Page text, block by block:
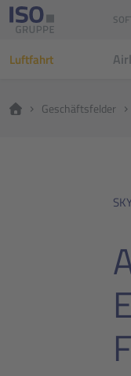
Luftfahrt
Geschäftsfelder